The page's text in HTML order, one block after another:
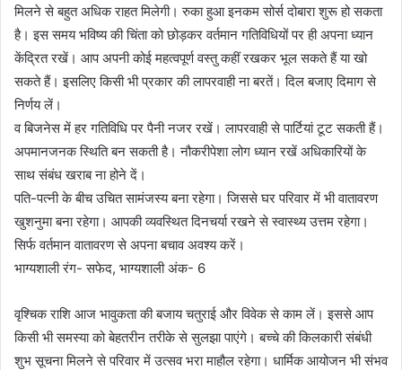
मिलने से बहुत अधिक राहत मिलेगी। रुका हुआ इनकम सोर्स दोबारा शुरू हो सकता
है। इस समय भविष्य की चिंता को छोड़कर वर्तमान गतिविधियों पर ही अपना ध्यान
केंद्रित रखें। आप अपनी कोई महत्वपूर्ण वस्तु कहीं रखकर भूल सकते हैं या खो
सकते हैं। इसलिए किसी भी प्रकार की लापरवाही ना बरतें। दिल बजाए दिमाग से
निर्णय लें।
व बिजनेस में हर गतिविधि पर पैनी नजर रखें। लापरवाही से पार्टियां टूट सकती हैं।
अपमानजनक स्थिति बन सकती है। नौकरीपेशा लोग ध्यान रखें अधिकारियों के
साथ संबंध खराब ना होने दें।
पति-पत्नी के बीच उचित सामंजस्य बना रहेगा। जिससे घर परिवार में भी वातावरण
खुशनुमा बना रहेगा। आपकी व्यवस्थित दिनचर्या रखने से स्वास्थ्य उत्तम रहेगा।
सिर्फ वर्तमान वातावरण से अपना बचाव अवश्य करें।
भाग्यशाली रंग- सफेद, भाग्यशाली अंक- 6
वृश्चिक राशि आज भावुकता की बजाय चतुराई और विवेक से काम लें। इससे आप
किसी भी समस्या को बेहतरीन तरीके से सुलझा पाएंगे। बच्चे की किलकारी संबंधी
शुभ सूचना मिलने से परिवार में उत्सव भरा माहौल रहेगा। धार्मिक आयोजन भी संभव